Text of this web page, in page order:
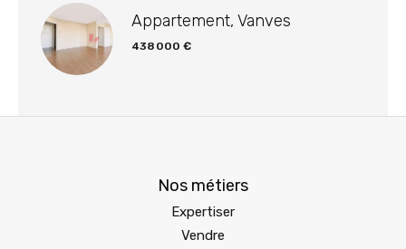
Appartement, Vanves
438 000 €
Nos métiers
Expertiser
Vendre